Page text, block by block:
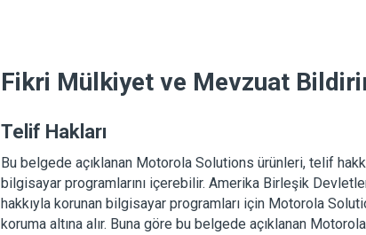
Fikri Mülkiyet ve Mevzuat
Telif Hakları
Bu belgede açıklanan Motorola Solutions ürünleri, telif
bilgisayar programlarını içerebilir. Amerika Birleşik
hakkıyla korunan bilgisayar programları için Motorola
koruma altına alır. Buna göre bu belgede açıklanan